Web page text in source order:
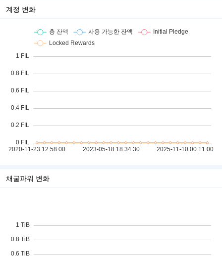
계정 변화
채굴파워 변화